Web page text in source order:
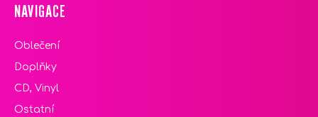
NAVIGACE
Oblečení
Doplňky
CD, Vinyl
Ostatní